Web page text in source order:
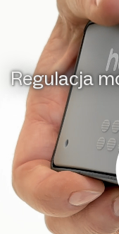
Regulacja